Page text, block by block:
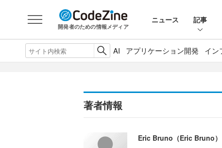
開発者のための情報メディア
ニュース 記事
AI アプリケーション開発 イン
著者情報
Eric Bruno（Eric Bruno）